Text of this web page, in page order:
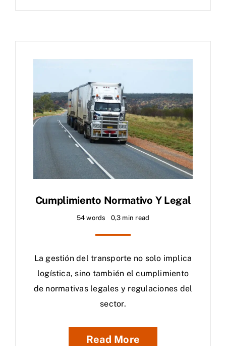
Cumplimiento Normativo Y Legal
54 words 0,3 min read
La gestión del transporte no solo implica
logística, sino también el cumplimiento
de normativas legales y regulaciones del
sector.
Read More